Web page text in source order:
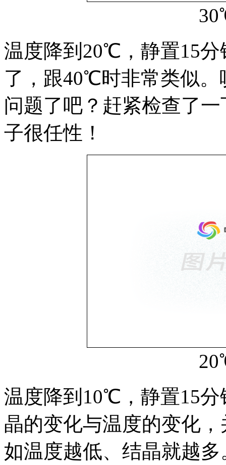
温度降到20℃，静置15
了，跟40℃时非常类似
问题了吧？赶紧检查了
子很任性！
温度降到10℃，静置15
晶的变化与温度的变化
如温度越低、结晶就越多